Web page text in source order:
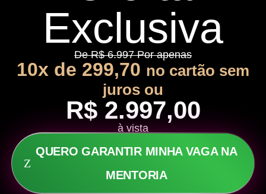
Exclusiva
De R$ 6.997 Por apenas
10x de 299,70 no cartão sem
juros ou
R$ 2.997,00
à vista
QUERO GARANTIR MINHA VAGA NA
MENTORIA